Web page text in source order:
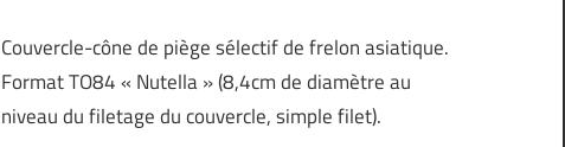
prix :
6,99€
à
Couvercle-cône de piège sélectif de frelon asiatique.
Format TO84 « Nutella » (8,4cm de diamètre au
niveau du filetage du couvercle, simple filet).